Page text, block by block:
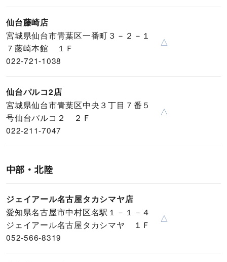
仙台藤崎店
宮城県仙台市青葉区一番町３－２－１
７藤崎本館 １Ｆ
022-721-1038
△
仙台パルコ2店
宮城県仙台市青葉区中央３丁目７番５
号仙台パルコ２ ２Ｆ
022-211-7047
△
中部・北陸
ジェイアール名古屋タカシマヤ店
愛知県名古屋市中村区名駅１－１－４
ジェイアール名古屋タカシマヤ １Ｆ
052-566-8319
△